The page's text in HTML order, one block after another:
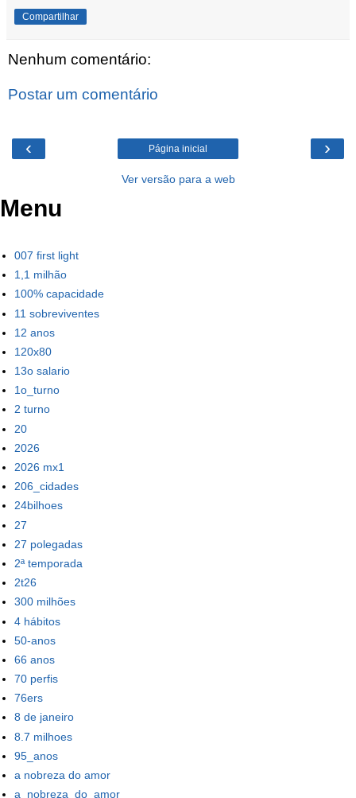
Compartilhar
Nenhum comentário:
Postar um comentário
‹ ›
Página inicial
Ver versão para a web
Menu
007 first light
1,1 milhão
100% capacidade
11 sobreviventes
12 anos
120x80
13o salario
1o_turno
2 turno
20
2026
2026 mx1
206_cidades
24bilhoes
27
27 polegadas
2ª temporada
2t26
300 milhões
4 hábitos
50-anos
66 anos
70 perfis
76ers
8 de janeiro
8.7 milhoes
95_anos
a nobreza do amor
a_nobreza_do_amor